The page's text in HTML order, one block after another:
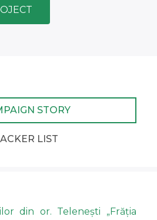
STORY
LIST
din or. Telenești „Frăția